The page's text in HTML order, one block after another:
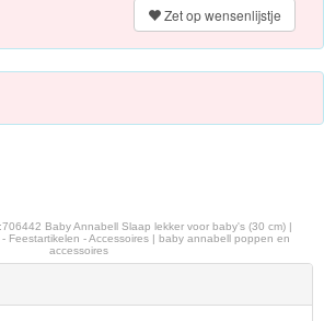
Zet op wensenlijstje
706442 Baby Annabell Slaap lekker voor baby's (30 cm) |
Feestartikelen - Accessoires | baby annabell poppen en
accessoires